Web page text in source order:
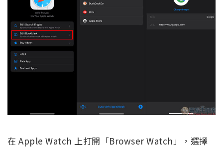
在 Apple Watch 上打開「Browser Watch」，選擇